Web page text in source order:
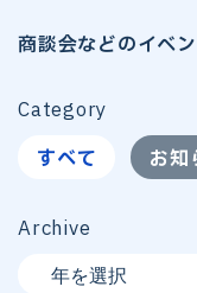
商談会などのイベ
Category
すべて
お知
Archive